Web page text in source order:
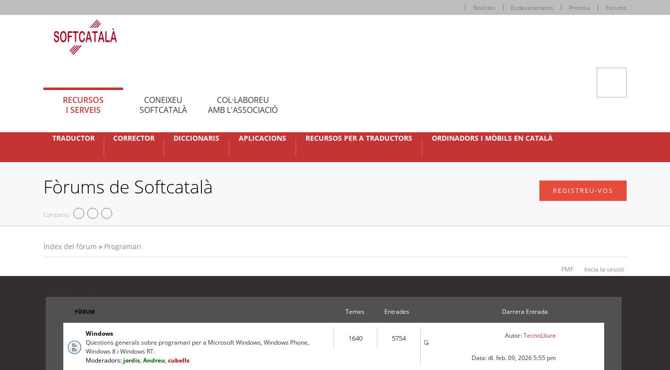
Notícies Esdeveniments Premsa Fòrums
RECURSOS
I SERVEIS
CONEIXEU
SOFTCATALÀ
COL·LABOREU
AMB L'ASSOCIACIÓ
TRADUCTOR CORRECTOR DICCIONARIS APLICACIONS RECURSOS PER A TRADUCTORS ORDINADORS I MÒBILS EN CATALÀ
Fòrums de Softcatalà
Compartiu
REGISTREU-VOS
Índex del fòrum » Programari
PMF Inicia la sessió
FÒRUM Temes Entrades Darrera Entrada
Windows
Qüestions generals sobre programari per a Microsoft Windows, Windows Phone,
Windows 8 i Windows RT.
Moderadors: jordis, Andreu, cubells
1640 5754 Autor:TecnoLliure
Data: dl. feb. 09, 2026 5:55 pm